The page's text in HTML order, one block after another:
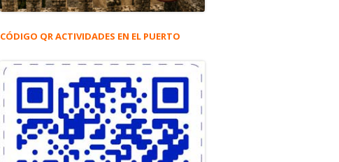
CÓDIGO QR ACTIVIDADES EN EL PUERTO